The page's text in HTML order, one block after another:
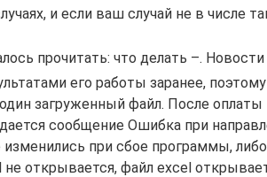
и если ваш случай не в числе
прочитать: что делать –.
его работы заранее,
загруженный файл. После
сообщение Ошибка при
при сбое программы,
открывается, файл excel